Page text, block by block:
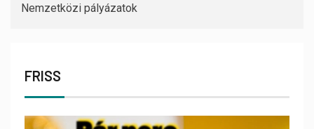
Nemzetközi pályázatok
FRISS